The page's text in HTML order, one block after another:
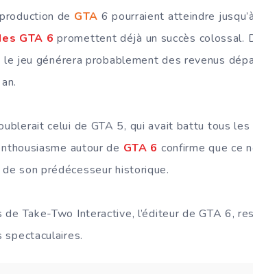
de GTA 6 pourraient atteindre
GTA 6 promettent déjà un succès colossal.
le jeu générera probablement des revenus
celui de GTA 5, qui avait battu tous
autour de GTA 6 confirme que ce
son prédécesseur historique.
de Take-Two Interactive, l’éditeur de GTA 6,
spectaculaires.